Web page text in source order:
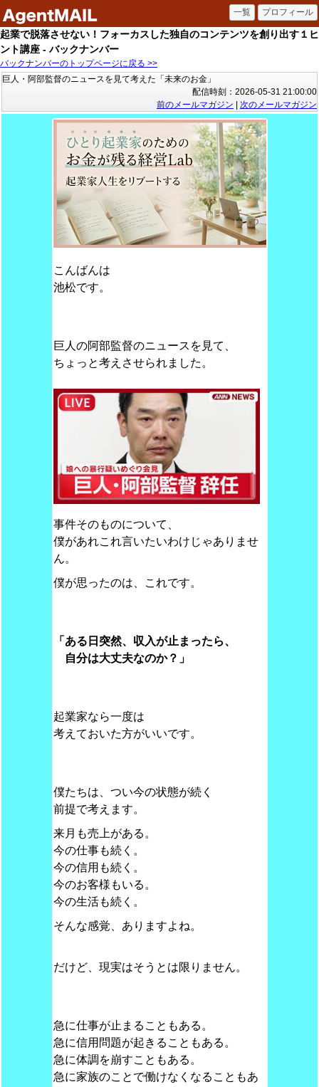
起業で脱落させない！フォーカスした独自のコンテンツを創り出す１ヒ
ント講座 - バックナンバー
バックナンバーのトップページに戻る >>
巨人・阿部監督のニュースを見て考えた「未来のお金」
配信時刻：2026-05-31 21:00:00
前のメールマガジン
次のメールマガジン
こんばんは
池松です。
巨人の阿部監督のニュースを見て、
ちょっと考えさせられました。
事件そのものについて、
僕があれこれ言いたいわけじゃありませ
ん。
僕が思ったのは、これです。
「ある日突然、収入が止まったら、
自分は大丈夫なのか？」
起業家なら一度は
考えておいた方がいいです。
僕たちは、つい今の状態が続く
前提で考えます。
来月も売上がある。
今の仕事も続く。
今の信用も続く。
今のお客様もいる。
今の生活も続く。
そんな感覚、ありますよね。
だけど、現実はそうとは限りません。
急に仕事が止まることもある。
急に信用問題が起きることもある。
急に体調を崩すこともある。
急に家族のことで働けなくなることもあ